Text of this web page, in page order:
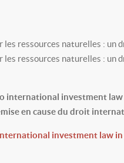
les ressources naturelles : un
les ressources naturelles : un
international investment law
en cause du droit
investment law